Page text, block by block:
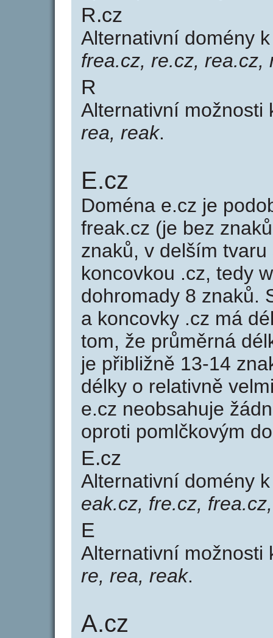
R.cz
Alternativní domény
frea.cz, re.cz, rea.cz,
R
Alternativní možnosti
rea, reak.
E.cz
Doména e.cz je
freak.cz (je bez
znaků, v delším
koncovkou .cz, tedy
dohromady 8 znaků.
a koncovky .cz má
tom, že průměrná
je přibližně 13-14
délky o relativně
e.cz neobsahuje
oproti pomlčkovým
E.cz
Alternativní domény
eak.cz, fre.cz,
E
Alternativní možnosti
re, rea, reak.
A.cz